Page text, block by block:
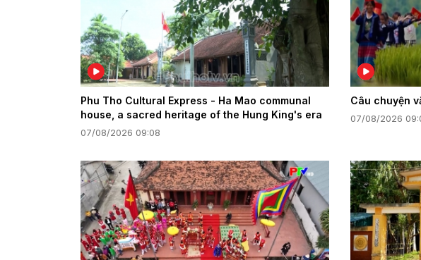
Phu Tho Cultural Express - Ha Mao communal
house, a sacred heritage of the Hung King's era
07/08/2026 09:08
Câu chuyện
07/08/2026